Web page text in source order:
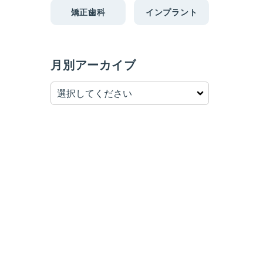
矯正歯科 インプラント
月別アーカイブ